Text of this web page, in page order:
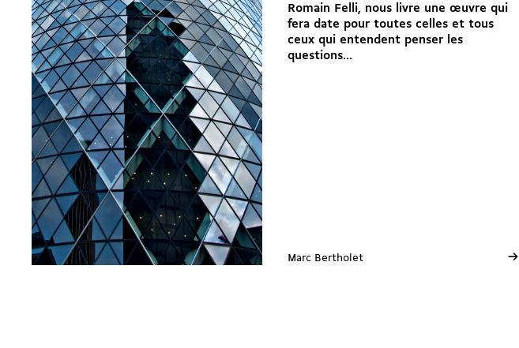
Romain Felli, nous livre une œuvre qui
fera date pour toutes celles et tous
ceux qui entendent penser les
questions...
Marc Bertholet →